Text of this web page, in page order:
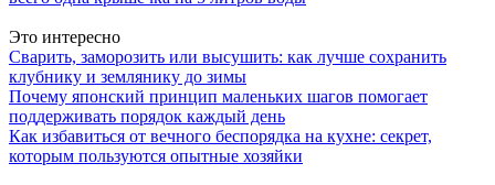
Это интересно
Сварить, заморозить или высушить: как лучше сохранить
клубнику и землянику до зимы
Почему японский принцип маленьких шагов помогает
поддерживать порядок каждый день
Как избавиться от вечного беспорядка на кухне: секрет,
которым пользуются опытные хозяйки